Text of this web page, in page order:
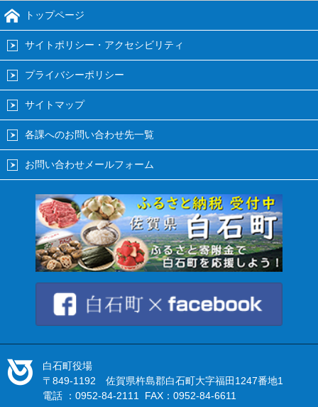
トップページ
サイトポリシー・アクセシビリティ
プライバシーポリシー
サイトマップ
各課へのお問い合わせ先一覧
お問い合わせメールフォーム
白石町役場
〒849-1192 佐賀県杵島郡白石町大字福田1247番地1
電話 ：0952-84-2111 FAX：0952-84-6611